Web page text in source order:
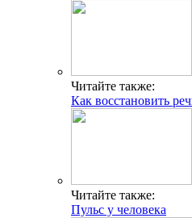
Читайте также:
Как восстановить
Читайте также:
Пульс у человека